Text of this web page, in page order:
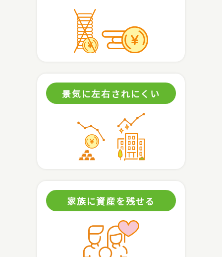
景気に左右されにくい
家族に資産を残せる